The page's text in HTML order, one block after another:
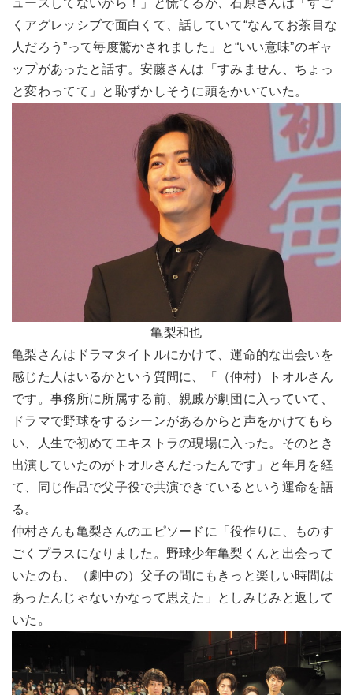
くアグレッシブで面白くて、話していて“なんてお茶目な
人だろう”って毎度驚かされました」と“いい意味”のギャ
ップがあったと話す。安藤さんは「すみません、ちょっ
と変わってて」と恥ずかしそうに頭をかいていた。
亀梨和也
亀梨さんはドラマタイトルにかけて、運命的な出会いを
感じた人はいるかという質問に、「（仲村）トオルさん
です。事務所に所属する前、親戚が劇団に入っていて、
ドラマで野球をするシーンがあるからと声をかけてもら
い、人生で初めてエキストラの現場に入った。そのとき
出演していたのがトオルさんだったんです」と年月を経
て、同じ作品で父子役で共演できているという運命を語
る。
仲村さんも亀梨さんのエピソードに「役作りに、ものす
ごくプラスになりました。野球少年亀梨くんと出会って
いたのも、（劇中の）父子の間にもきっと楽しい時間は
あったんじゃないかなって思えた」としみじみと返して
いた。